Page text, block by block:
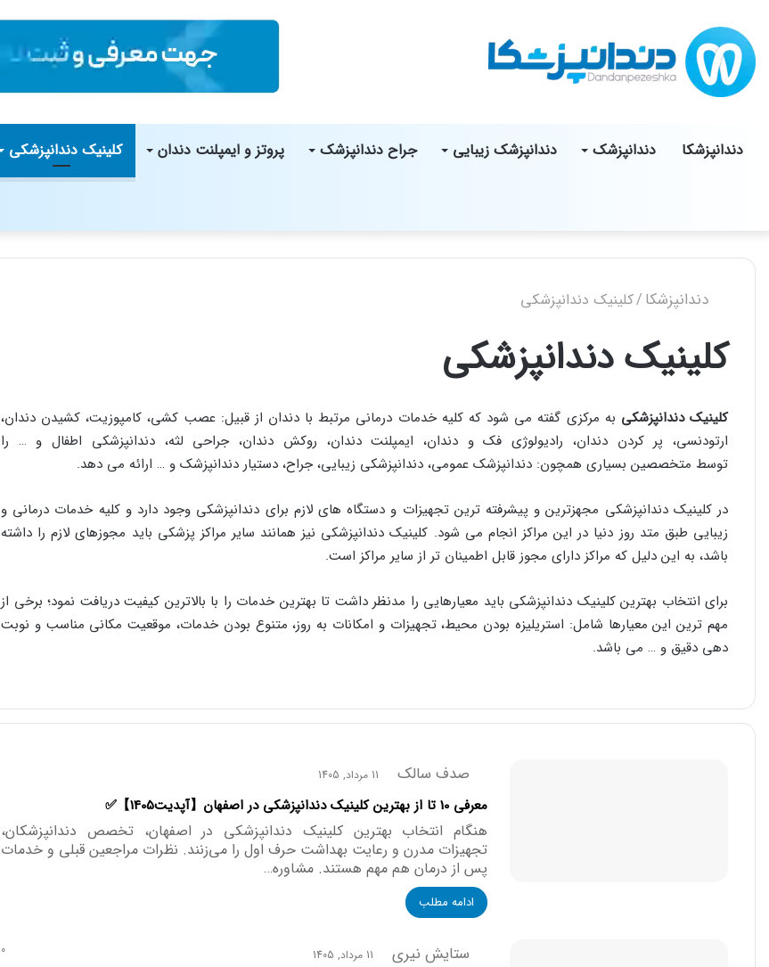
دندانپزشکا دندانپزشک دندانپزشک زیبایی جراح دندانپزشک پروتز و ایمپلنت دندان کلینیک دندانپزشکی
دندانپزشکا /کلینیک دندانپزشکی
کلینیک دندانپزشکی
کلینیک دندانپزشکی به مرکزی گفته می شود که کلیه خدمات درمانی مرتبط با دندان از قبیل: عصب کشی، کامپوزیت، کشیدن دندان،
ارتودنسی، پر کردن دندان، رادیولوژی فک و دندان، ایمپلنت دندان، روکش دندان، جراحی لثه، دندانپزشکی اطفال و … را
توسط متخصصین بسیاری همچون: دندانپزشک عمومی، دندانپزشکی زیبایی، جراح، دستیار دندانپزشک و … ارائه می دهد.
در کلینیک دندانپزشکی مجهزترین و پیشرفته ترین تجهیزات و دستگاه های لازم برای دندانپزشکی وجود دارد و کلیه خدمات درمانی و
زیبایی طبق متد روز دنیا در این مراکز انجام می شود. کلینیک دندانپزشکی نیز همانند سایر مراکز پزشکی باید مجوزهای لازم را داشته
باشد، به این دلیل که مراکز دارای مجوز قابل اطمینان تر از سایر مراکز است.
برای انتخاب بهترین کلینیک دندانپزشکی باید معیارهایی را مدنظر داشت تا بهترین خدمات را با بالاترین کیفیت دریافت نمود؛ برخی از
مهم ترین این معیارها شامل: استریلیزه بودن محیط، تجهیزات و امکانات به روز، متنوع بودن خدمات، موقعیت مکانی مناسب و نوبت
دهی دقیق و … می باشد.
صدف سالک 11 مرداد, 1405
معرفی 10 تا از بهترین کلینیک دندانپزشکی در اصفهان【آپدیت1405】✅
هنگام انتخاب بهترین کلینیک دندانپزشکی در اصفهان، تخصص دندانپزشکان،
تجهیزات مدرن و رعایت بهداشت حرف اول را می‌زنند. نظرات مراجعین قبلی و خدمات
پس از درمان هم مهم هستند. مشاوره…
ادامه مطلب
ستایش نیری 11 مرداد, 1405 0